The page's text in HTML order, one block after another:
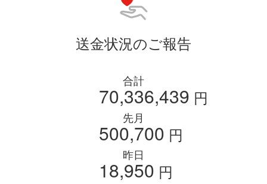
送金状況のご報告
合計
70,336,439 円
先月
500,700 円
昨日
18,950 円